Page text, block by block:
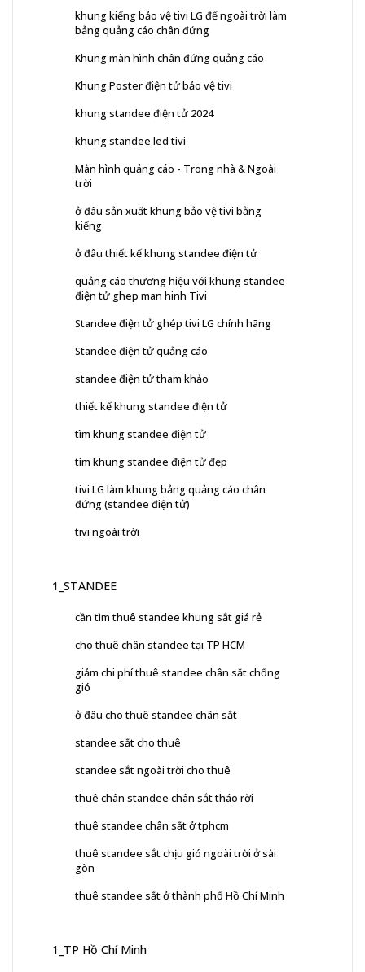
khung kiếng bảo vệ tivi LG để ngoài trời làm
bảng quảng cáo chân đứng
Khung màn hình chân đứng quảng cáo
Khung Poster điện tử bảo vệ tivi
khung standee điện tử 2024
khung standee led tivi
Màn hình quảng cáo - Trong nhà & Ngoài
trời
ở đâu sản xuất khung bảo vệ tivi bằng
kiếng
ở đâu thiết kế khung standee điện tử
quảng cáo thương hiệu với khung standee
điện tử ghep man hinh Tivi
Standee điện tử ghép tivi LG chính hãng
Standee điện tử quảng cáo
standee điện tử tham khảo
thiết kế khung standee điện tử
tìm khung standee điện tử
tìm khung standee điện tử đẹp
tivi LG làm khung bảng quảng cáo chân
đứng (standee điện tử)
tivi ngoài trời
1_STANDEE
cần tìm thuê standee khung sắt giá rẻ
cho thuê chân standee tại TP HCM
giảm chi phí thuê standee chân sắt chống
gió
ở đâu cho thuê standee chân sắt
standee sắt cho thuê
standee sắt ngoài trời cho thuê
thuê chân standee chân sắt tháo rời
thuê standee chân sắt ở tphcm
thuê standee sắt chịu gió ngoài trời ở sài
gòn
thuê standee sắt ở thành phố Hồ Chí Minh
1_TP Hồ Chí Minh